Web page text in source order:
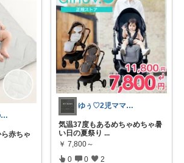
プチFIREパパの厳選アイテム
赤ちゃ
ゆぅ♡2児ママの愛用品
気温37度もあるめちゃめちゃ暑
い日の夏祭り ...
￥ 7,800～
0 0 2